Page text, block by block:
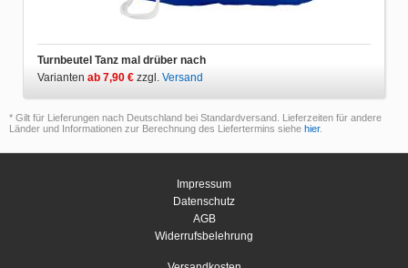
Turnbeutel Tanz mal drüber nach
Varianten ab 7,90 € zzgl. Versand
* Gilt für Lieferungen nach Deutschland bei Standardversand. Lieferzeiten für andere
Länder und Informationen zur Berechnung des Liefertermins siehe hier.
Impressum
Datenschutz
AGB
Widerrufsbelehrung